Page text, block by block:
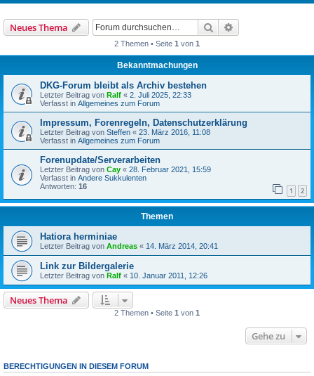
Neues Thema Suche
2 Themen • Seite 1 von 1
Bekanntmachungen
DKG-Forum bleibt als Archiv bestehen
Letzter Beitrag von Ralf « 2. Juli 2025, 22:33
Verfasst in Allgemeines zum Forum
Impressum, Forenregeln, Datenschutzerklärung
Letzter Beitrag von Steffen « 23. März 2016, 11:08
Verfasst in Allgemeines zum Forum
Forenupdate/Serverarbeiten
Letzter Beitrag von Cay « 28. Februar 2021, 15:59
Verfasst in Andere Sukkulenten
Antworten: 16 1 2
Themen
Hatiora herminiae
Letzter Beitrag von Andreas « 14. März 2014, 20:41
Link zur Bildergalerie
Letzter Beitrag von Ralf « 10. Januar 2011, 12:26
Neues Thema
2 Themen • Seite 1 von 1
Gehe zu
BERECHTIGUNGEN IN DIESEM FORUM